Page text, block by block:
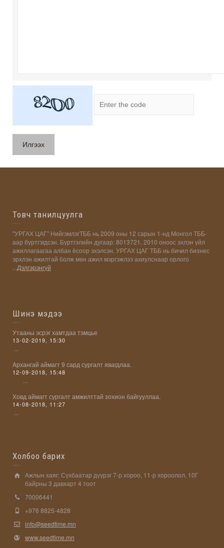
Товч танилцуулга
"УРГАХ ЦАГ” НийгэмлэгТББ нь 2009 оны 12 сарын 1-нд Монгол ТББ-
аар бүртгэгдсэн. Бүртгэлийн дугаар: 8013721. 2010 оноос эхлэн үйл
ажиллагаагаа албан ёсоор эхэлсэн. УРГАХ ЦАГ ТББ нь бичил бизнес
эрхлэн ажилтай болж мөн ажил мэргэжлээ ахиулснаар орлого
...Дэлгэрэнгүй
Шинэ мэдээ
Утааны эсрэг хамтдаа тэмцье
13-02-2019, 15:30
...
Aрхангай аймагт 9 сард сургалт явагдлаа.
12-09-2018, 15:48
...
Ховд аймагт сургалт амжилттай зохион байгууллаа.
14-08-2018, 11:27
...
Холбоо барих
Ажлын хаяг: Сүхбаатар дүүрэг 7-р хороо, 11-р хороолол, 10Г
байрны 3 давхарт 4 тоот
70006441
+976 8825-4828
info@seedtime.mn
www.seedtime.mn